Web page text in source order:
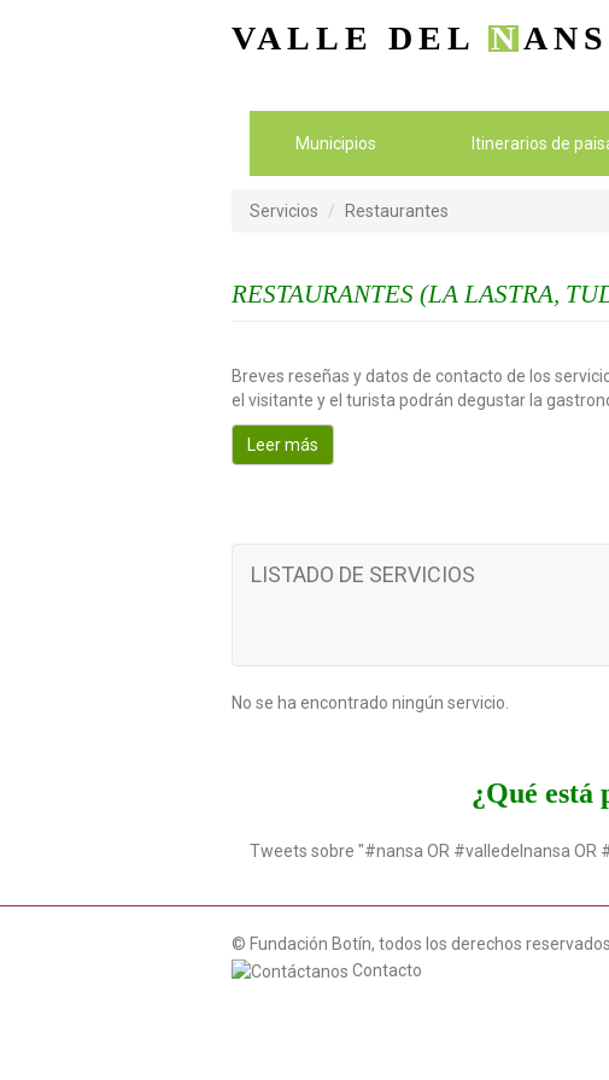
VALLE DEL N
Municipios Itinerarios de
Servicios Restaurantes
RESTAURANTES (LA LASTRA,
Breves reseñas y datos de contacto de los
el visitante y el turista podrán degustar la
Leer más
LISTADO DE SERVICIOS
No se ha encontrado ningún servicio.
¿Qué está
Tweets sobre "#nansa OR #valledelnansa OR
© Fundación Botín, todos los derechos reservados.
Contacto